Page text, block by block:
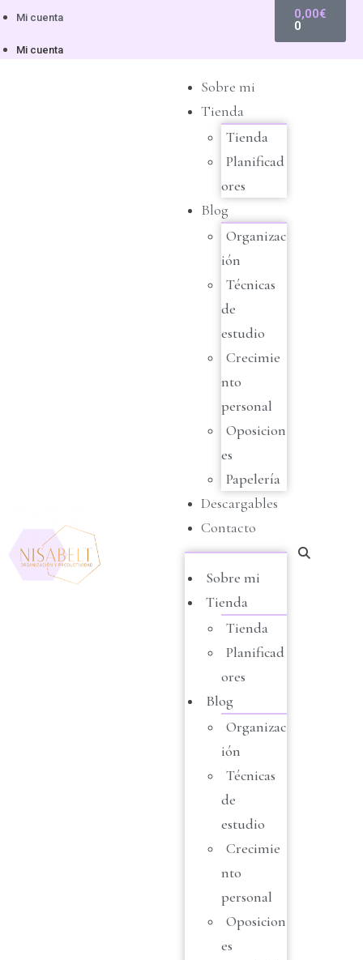
Mi cuenta
Mi cuenta
0,00€
0
Sobre mi
Tienda
Tienda
Planificad
ores
Blog
Organizac
ión
Técnicas
de
estudio
Crecimie
nto
personal
Oposicion
es
Papelería
Descargables
Contacto
Sobre mi
Tienda
Tienda
Planificad
ores
Blog
Organizac
ión
Técnicas
de
estudio
Crecimie
nto
personal
Oposicion
es